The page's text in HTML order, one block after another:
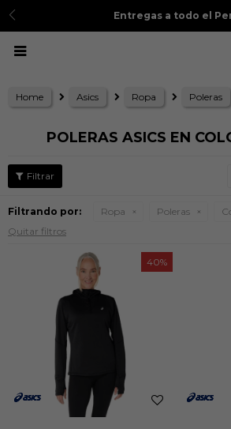
Entregas a todo el

Home Asics Ropa Poleras
POLERAS ASICS EN
Filtrando por: Ropa Poleras
Quitar filtros
40